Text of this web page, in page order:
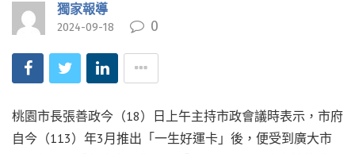
獨家報導
2024-09-18 0
桃園市長張善政今（18）日上午主持市政會議時表示，市府
自今（113）年3月推出「一生好運卡」後，便受到廣大市